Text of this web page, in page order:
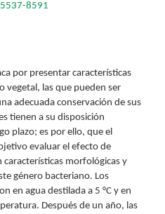
8591
por presentar características
las que pueden ser
adecuada conservación de sus
tienen a su disposición
plazo; es por ello, que el
evaluar el efecto de
morfológicas y
género bacteriano. Los
en agua destilada a 5 °C y en
Después de un año, las